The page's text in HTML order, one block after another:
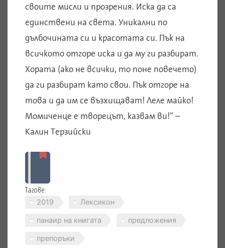
своите мисли и прозрения. Иска да са
единствени на света. Уникални по
дълбочината си и красотата си. Пък на
всичкото отгоре иска и да му ги разбират.
Хората (ако не всички, то поне повечето)
да ги разбират като свои. Пък отгоре на
това и да им се възхищават! Леле майко!
Момиченце е творецът, казвам ви!” –
Калин Терзийски
Тагове:
2019 Лексикон
панаир на книгата предложения
препоръки